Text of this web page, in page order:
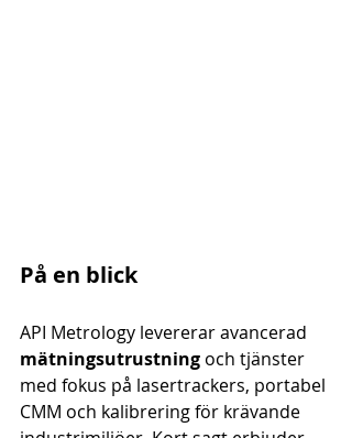
På en blick
API Metrology levererar avancerad
mätningsutrustning och tjänster
med fokus på lasertrackers, portabel
CMM och kalibrering för krävande